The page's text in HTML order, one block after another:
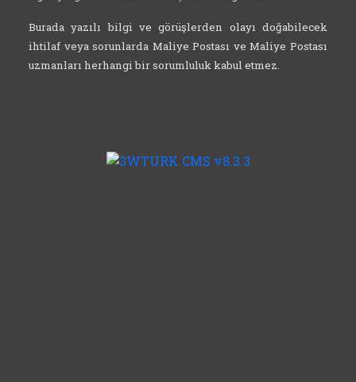
Burada yazılı bilgi ve görüşlerden olayı doğabilecek
ihtilaf veya sorunlarda Maliye Postası ve Maliye Postası
uzmanları herhangi bir sorumluluk kabul etmez.